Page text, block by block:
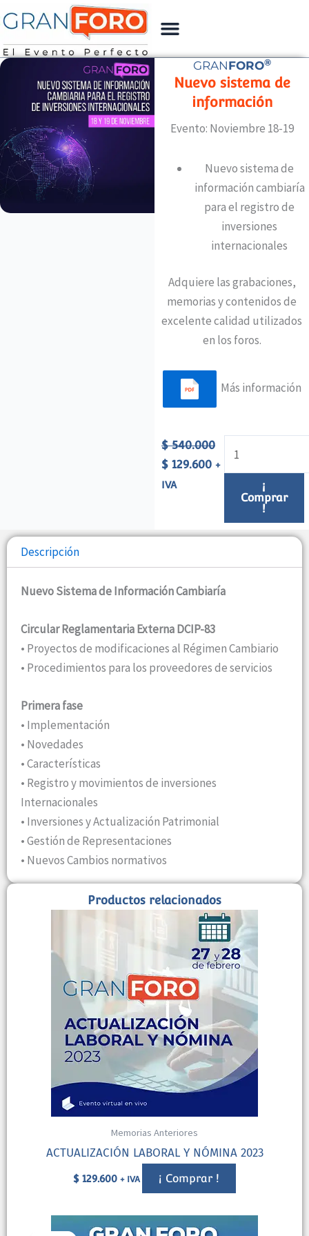
al
contenido
Menu
GRANFORO®
Nuevo sistema de
información
Evento: Noviembre 18-19
Nuevo sistema de
información cambiaría
para el registro de
inversiones
internacionales
Adquiere las grabaciones,
memorias y contenidos de
excelente calidad utilizados
en los foros.
Más información
$540.000
El
precio
original
$ 129.600
El
precio
$ 129.600.
+
IVA
sistema
información
cantidad
¡
Comprar
!
Descripción
Nuevo Sistema de InformaciónCambiaría
Circular Reglamentaria Externa DCIP-83
• Proyectos de modificaciones al Régimen Cambiario
• Procedimientos para los proveedores de servicios
Primera fase
• Implementación
• Novedades
• Características
• Registro y movimientos de inversiones
Internacionales
• Inversiones y Actualización Patrimonial
• Gestión de Representaciones
• Nuevos Cambios normativos
Productos relacionados
Memorias Anteriores
ACTUALIZACIÓN LABORAL Y NÓMINA 2023
$ 129.600 + IVA ¡ Comprar !